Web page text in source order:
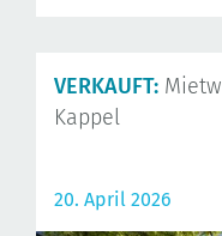
VERKAUFT:
Kappel
20. April 2026